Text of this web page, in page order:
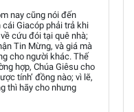
nay cũng nói đến
cái Giacóp phải trả khi
cứu đói tại quê nhà;
Tin Mừng, và giá mà
cho người khác. Thế
hợp, Chúa Giêsu cho
tính’ đồng nào; vì lẽ,
thì hãy cho nhưng